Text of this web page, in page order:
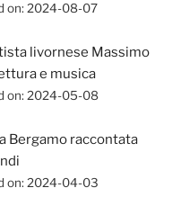
on: 2024-08-07
livornese Massimo
e musica
on: 2024-05-08
Bergamo raccontata
on: 2024-04-03